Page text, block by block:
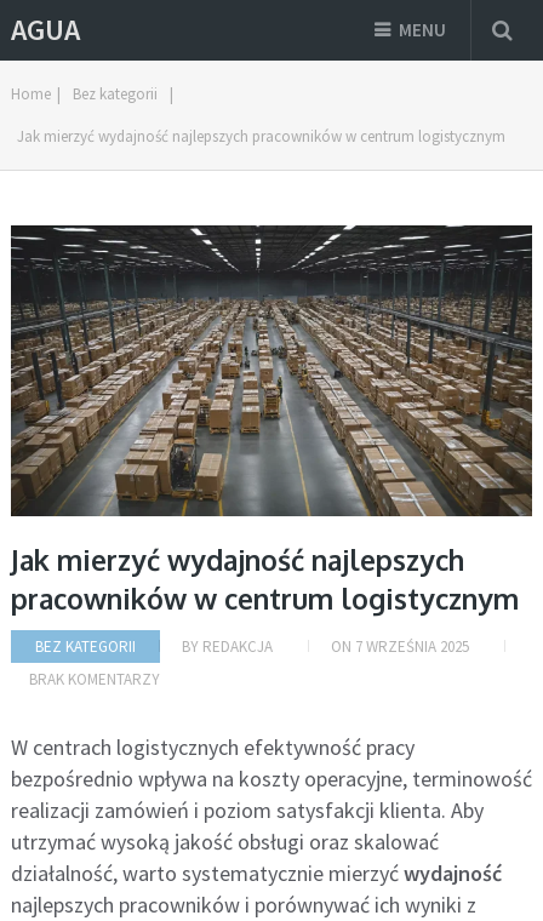
AGUA MENU
Home | Bez kategorii |
Jak mierzyć wydajność najlepszych pracowników w centrum logistycznym
Jak mierzyć wydajność najlepszych
pracowników w centrum logistycznym
BEZ KATEGORII BY REDAKCJA ON 7 WRZEŚNIA 2025
BRAK KOMENTARZY
W centrach logistycznych efektywność pracy
bezpośrednio wpływa na koszty operacyjne, terminowość
realizacji zamówień i poziom satysfakcji klienta. Aby
utrzymać wysoką jakość obsługi oraz skalować
działalność, warto systematycznie mierzyćwydajność
najlepszych pracowników i porównywać ich wyniki z